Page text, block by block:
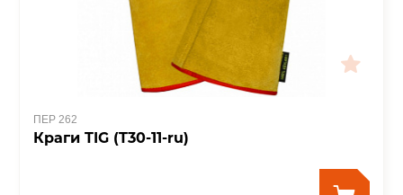
ПЕР 262
Краги TIG (T30-11-ru)